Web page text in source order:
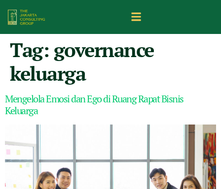
Tag: governance
keluarga
Mengelola Emosi dan Ego di Ruang Rapat Bisnis
Keluarga